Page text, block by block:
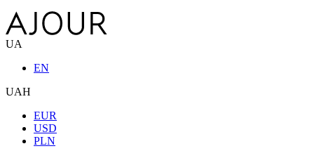
UA
EN
UAH
EUR
USD
PLN